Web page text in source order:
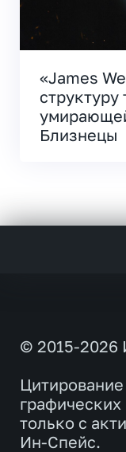
«James
структуру
Близнецы
© 2015-2026
только с
Ин-Спейс.